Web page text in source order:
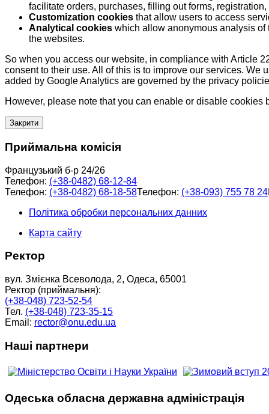
facilitate orders, purchases, filling out forms,
Customization cookies that allow users to access
Analytical cookies which allow anonymous analysis
the websites.
So when you access our website, in compliance with Article
consent to their use. All of this is to improve our services.
added by Google Analytics are governed by the privacy
However, please note that you can enable or disable cookies
Закрити
Приймальна комісія
Французький б-р 24/26
Телефон: (+38-0482) 68-12-84
Телефон: (+38-0482) 68-18-58Телефон: (+38-093) 755 78 24
Політика обробки персональних данних
Карта сайту
Ректор
вул. Змієнка Всеволода, 2, Одеса, 65001
Ректор (приймальня):
(+38-048) 723-52-54
Тел. (+38-048) 723-35-15
Email: rector@onu.edu.ua
Наші партнери
Одеська обласна державна адміністрація